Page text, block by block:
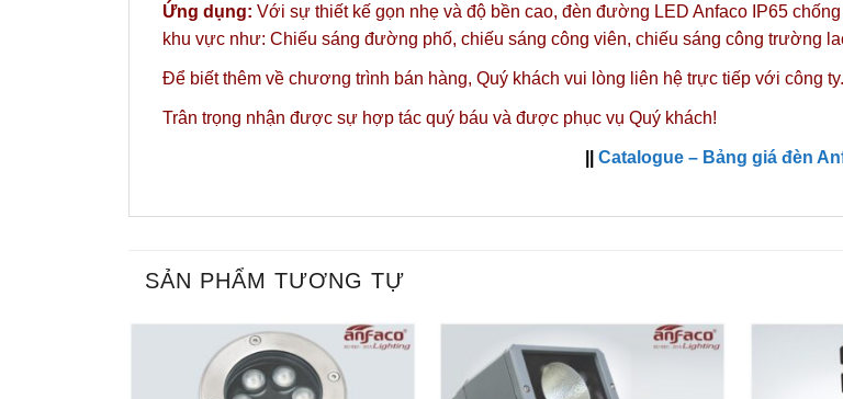
Ứng dụng: Với sự thiết kế gọn nhẹ và độ bền cao, đèn đường LED Anfaco IP65
khu vực như: Chiếu sáng đường phố, chiếu sáng công viên, chiếu sáng công trường
Để biết thêm về chương trình bán hàng, Quý khách vui lòng liên hệ trực tiếp với công ty.
Trân trọng nhận được sự hợp tác quý báu và được phục vụ Quý khách!
Catalogue – Bảng giá đèn
SẢN PHẨM TƯƠNG TỰ